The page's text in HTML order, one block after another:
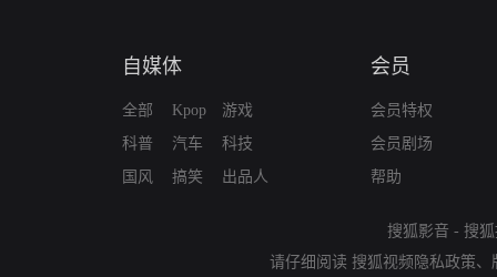
自媒体
全部
科普
国风
Kpop
汽车
搞笑
游戏
科技
出品人
会员
会员特权
会员剧场
帮助
搜狐影音 - 搜
请仔细阅读 搜狐视频隐私政策、